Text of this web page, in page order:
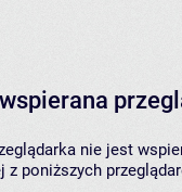
nie jest
z poniższych